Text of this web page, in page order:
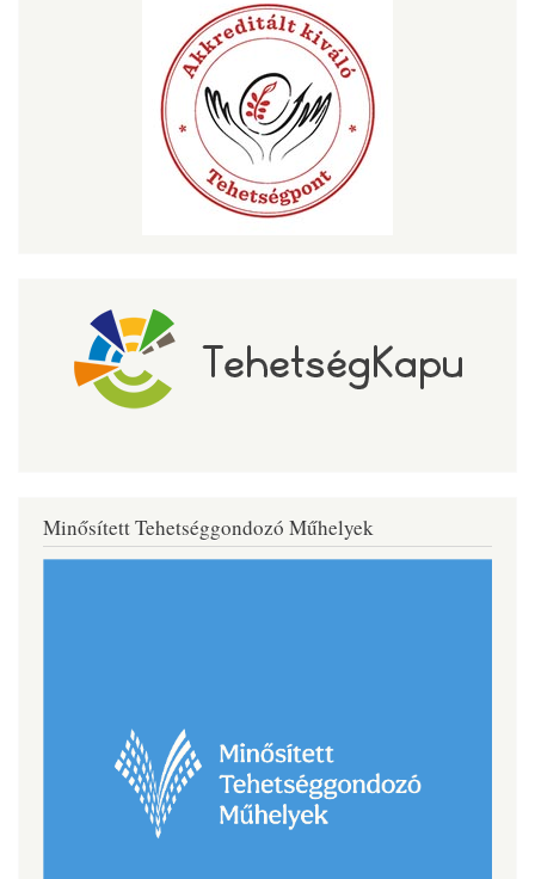
Minősített Tehetséggondozó Műhelyek